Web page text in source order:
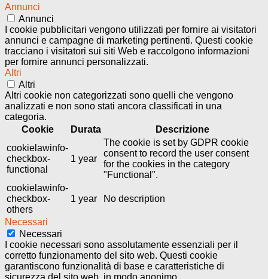
Annunci
Annunci
I cookie pubblicitari vengono utilizzati per fornire ai visitatori
annunci e campagne di marketing pertinenti. Questi cookie
tracciano i visitatori sui siti Web e raccolgono informazioni
per fornire annunci personalizzati.
Altri
Altri
Altri cookie non categorizzati sono quelli che vengono
analizzati e non sono stati ancora classificati in una
categoria.
Cookie
Durata
Descrizione
cookielawinfo-
checkbox-
functional
1 year
The cookie is set by GDPR cookie
consent to record the user consent
for the cookies in the category
"Functional".
cookielawinfo-
checkbox-
others
1 year No description
Necessari
Necessari
I cookie necessari sono assolutamente essenziali per il
corretto funzionamento del sito web. Questi cookie
garantiscono funzionalità di base e caratteristiche di
sicurezza del sito web, in modo anonimo.